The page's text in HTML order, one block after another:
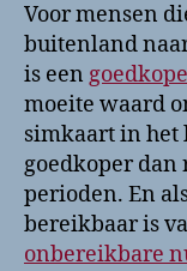
Voor mensen
buitenland
is een
moeite waard
simkaart in het
goedkoper dan
perioden. En
bereikbaar is
onbereikbare